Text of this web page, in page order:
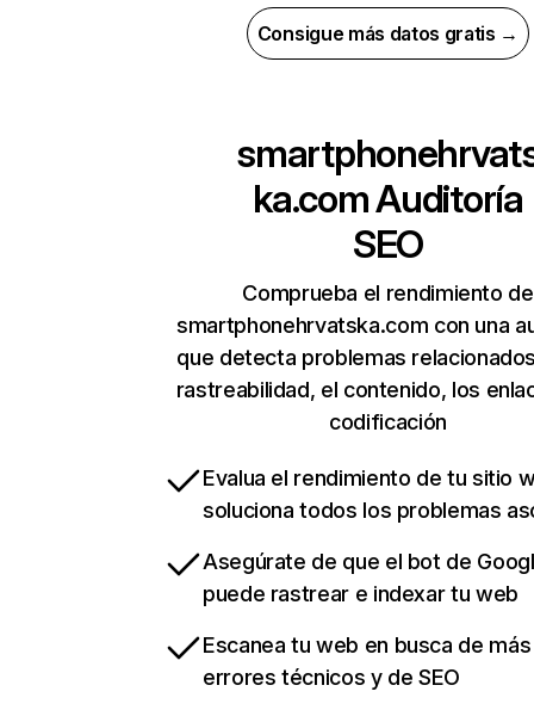
Consigue más datos gratis →
ka.comAuditoría
SEO
Comprueba el rendimiento de
smartphonehrvatska.com con una
que detecta problemas
rastreabilidad, el contenido, los
codificación
Evalua el rendimiento de tu sitio
soluciona todos los problemas
Asegúrate de que el bot de
puede rastrear e indexar tu web
Escanea tu web en busca de
errores técnicos y de SEO